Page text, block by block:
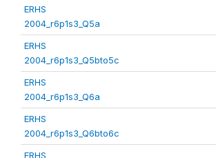
ERHS
2004_r6p1s3_Q5a
ERHS
2004_r6p1s3_Q5bto5c
ERHS
2004_r6p1s3_Q6a
ERHS
2004_r6p1s3_Q6bto6c
ERHS